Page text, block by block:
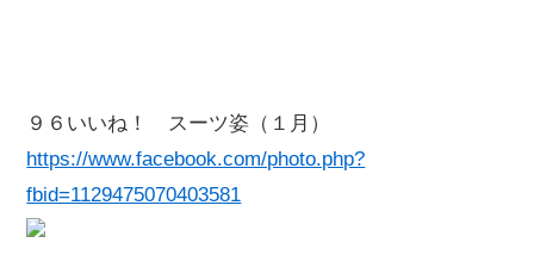
９６いいね！ スーツ姿（１月）
https://www.facebook.com/photo.php?
fbid=1129475070403581